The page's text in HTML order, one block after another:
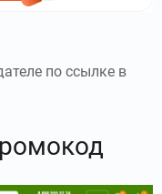
по ссылке в